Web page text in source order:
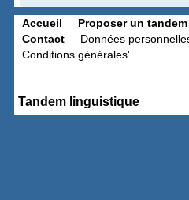
Accueil Proposer un tandem
Contact
Données
Conditions générales'
Tandem linguistique